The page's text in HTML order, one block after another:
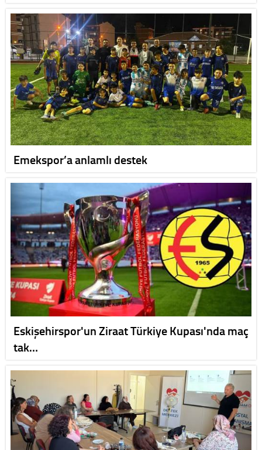
Emekspor’a anlamlı destek
Eskişehirspor'un Ziraat Türkiye Kupası'nda maç
tak…